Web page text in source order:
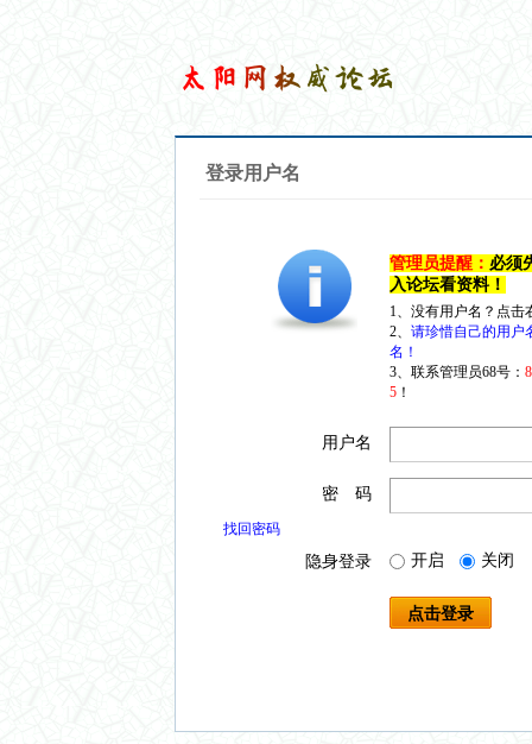
登录用户名
管理员提醒： 必须
入论坛看资料！
1、没有用户名？点
2、 请珍惜自己的用户
名！
3、联系管理员68号：
5 ！
用户名
密 码
找回密码
隐身登录 开启 关闭
点击登录